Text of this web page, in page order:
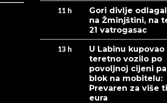
11 h
Gori divlje
na Žminjštini, na
21 vatrogasac
13 h
U Labinu kupovao
teretno vozilo po
povoljnoj cijeni
blok na mobitelu:
Prevaren za više
eura